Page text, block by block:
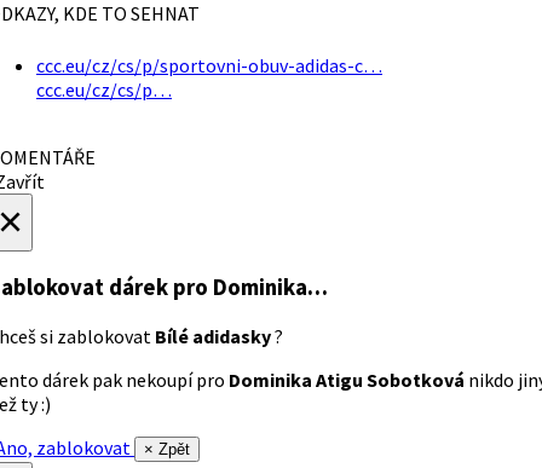
KDE TO SEHNAT
ccc.eu/cz/cs/p/sportovni-obuv-adidas-c…
ccc.eu/cz/cs/p…
dárek pro Dominika…
si zablokovat Bílé adidasky?
dárek pak nekoupí pro Dominika Atigu Sobotková nikdo
ty :)
zablokovat
× Zpět